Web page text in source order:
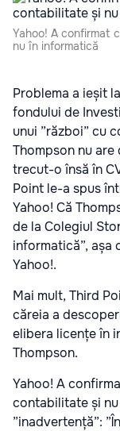
Yahoo! A confirmat
nu în informatică
Problema a ieșit
fondului de
unui ”război” cu
Thompson nu
trecut-o însă în
Point le-a spus
Yahoo! Că
de la Colegiul
informatică”, așa
Yahoo!.
Mai mult, Third
căreia a
elibera licențe în
Thompson.
Yahoo! A
contabilitate și
”inadvertență”: